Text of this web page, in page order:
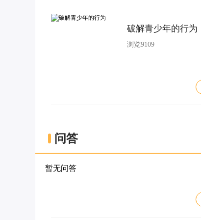
破解青少年的行为
浏览9109
问答
暂无问答